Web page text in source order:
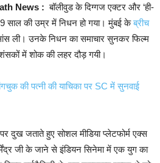
News : बॉलीवुड के दिग्गज एक्टर और ‘ही-
साल की उम्र में निधन हो गया। मुंबई केब्रीच
ली। उनके निधन का समाचार सुनकर फिल्म
में शोक की लहर दौड़ गयी।
की पत्नी की याचिका पर SC में सुनवाई
दुख जताते हुए सोशल मीडिया प्लेटफोर्म एक्स
जी के जाने से इंडियन सिनेमा में एक युग का